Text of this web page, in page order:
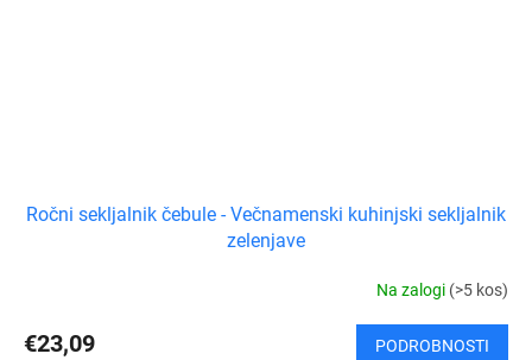
Ročni sekljalnik čebule - Večnamenski kuhinjski sekljalnik
zelenjave
Na zalogi (>5 kos)
€23,09 PODROBNOSTI